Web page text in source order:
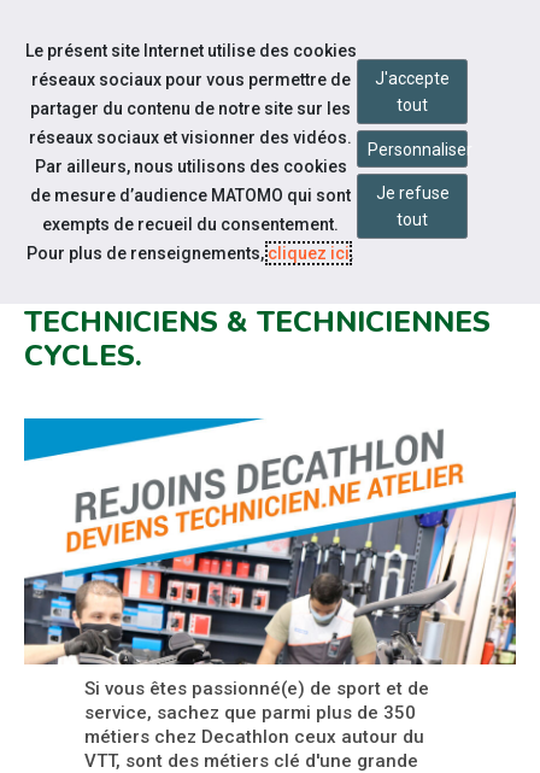
Aller au contenu
Nos actualités
DECATHLON RENOUVELLE SON
TECHNICIENS & TECHNICIENNES
CYCLES.
Si vous êtes passionné(e) de sport et de
service, sachez que parmi plus de 350
métiers chez Decathlon ceux autour du
VTT, sont des métiers clé d'une grande
Le présent site Internet utilise des cookies
réseaux sociaux pour vous permettre de
partager du contenu de notre site sur les
réseaux sociaux et visionner des vidéos.
Par ailleurs, nous utilisons des cookies
de mesure d’audience MATOMO qui sont
exempts de recueil du consentement.
Pour plus de renseignements,cliquez ici.
J'accepte
tout
Personnaliser
Je refuse
tout